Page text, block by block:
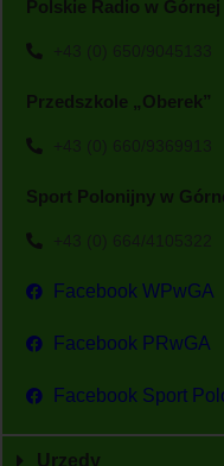
Polskie Radio w
+43 (0) 650/9045133
Przedszkole „Oberek”
+43 (0) 660/9369913
Sport Polonijny w
+43 (0) 664/4105322
Facebook WPwGA
Facebook PRwGA
Facebook Sport
Urzędy